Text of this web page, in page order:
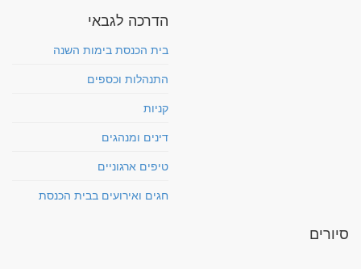
הדרכה לגבאי
בית הכנסת בימות השנה
התנהלות וכספים
קניות
דינים ומנהגים
טיפים ארגוניים
חגים ואירועים בבית הכנסת
סיורים